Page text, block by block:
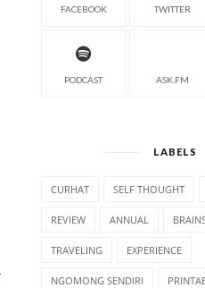
FACEBOOK TWITTER
PODCAST ASK.FM
LABELS
CURHAT SELF THOUGHT
REVIEW ANNUAL
TRAVELING EXPERIENCE
NGOMONG SENDIRI